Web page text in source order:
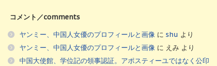
コメント／comments
ヤンミー、中国人女優のプロフィールと画像 に shu より
ヤンミー、中国人女優のプロフィールと画像 に えみ より
中国大使館、学位記の領事認証。アポスティーユではなく公印